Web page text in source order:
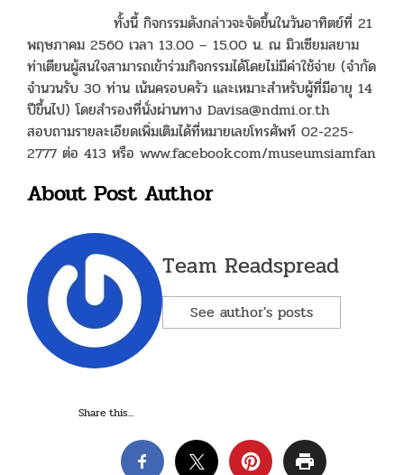
ทั้งนี้ กิจกรรมดังกล่าวจะจัดขึ้นในวันอาทิตย์ที่ 21
พฤษภาคม 2560 เวลา 13.00 – 15.00 น. ณ มิวเซียมสยาม
ท่าเตียนผู้สนใจสามารถเข้าร่วมกิจกรรมได้โดยไม่มีค่าใช้จ่าย (จำกัด
จำนวนรับ 30 ท่าน เน้นครอบครัว และเหมาะสำหรับผู้ที่มีอายุ 14
ปีขึ้นไป) โดยสำรองที่นั่งผ่านทาง Davisa@ndmi.or.th
สอบถามรายละเอียดเพิ่มเติมได้ที่หมายเลขโทรศัพท์ 02-225-
2777 ต่อ 413 หรือ www.facebook.com/museumsiamfan
About Post Author
Team Readspread
See author's posts
Share this...